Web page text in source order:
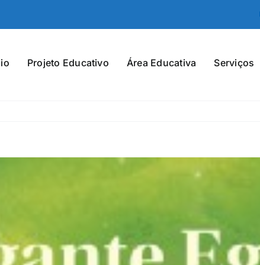
Projeto Educativo Área Educativa Serviços